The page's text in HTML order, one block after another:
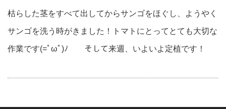
枯らした茎をすべて出してからサンゴをほぐし、ようやく
サンゴを洗う時がきました！トマトにとってとても大切な
作業です(=ﾟωﾟ)ﾉ そして来週、いよいよ定植です！